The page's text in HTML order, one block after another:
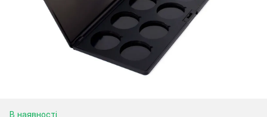
В наявності